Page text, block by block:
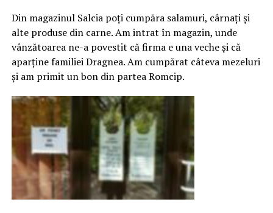
Din magazinul Salcia poți cumpăra salamuri, cârnați și
alte produse din carne. Am intrat în magazin, unde
vânzătoarea ne-a povestit că firma e una veche și că
aparține familiei Dragnea. Am cumpărat câteva mezeluri
și am primit un bon din partea Romcip.